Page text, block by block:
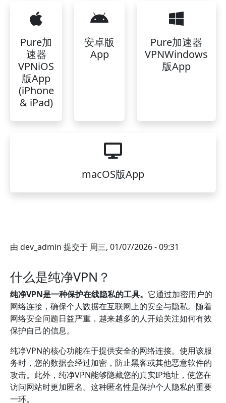
Pure加
速器
VPNiOS
版App
(iPhone
& iPad)
安卓版
App
Pure加速器
VPNWindows
版App
macOS版App
由 dev_admin 提交于 周三, 01/07/2026 - 09:31
什么是纯净VPN？
纯净VPN是一种保护在线隐私的工具。 它通过加密用户的
网络连接，确保个人数据在互联网上的安全与隐私。随着
网络安全问题日益严重，越来越多的人开始关注如何有效
保护自己的信息。
纯净VPN的核心功能在于提供安全的网络连接。使用该服
务时，您的数据会经过加密，防止黑客或其他恶意软件的
攻击。此外，纯净VPN能够隐藏您的真实IP地址，使您在
访问网站时更加匿名。这种匿名性是保护个人隐私的重要
一环。